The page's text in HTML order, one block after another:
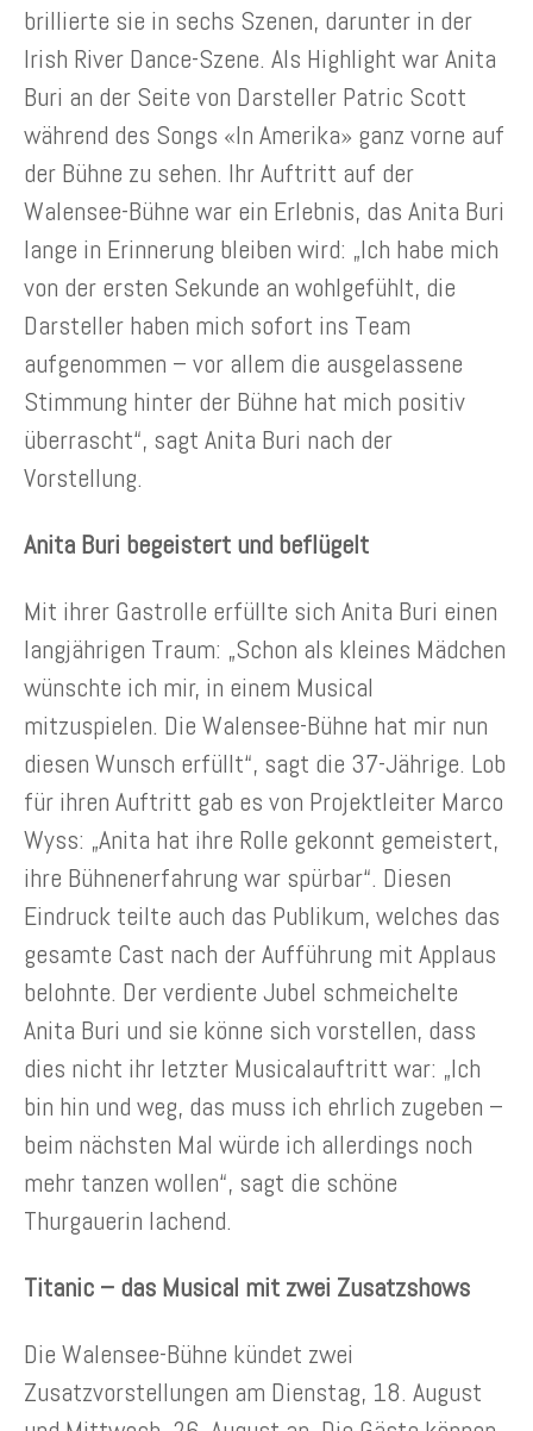
brillierte sie in sechs Szenen, darunter in der
Irish River Dance-Szene. Als Highlight war Anita
Buri an der Seite von Darsteller Patric Scott
während des Songs «In Amerika» ganz vorne auf
der Bühne zu sehen. Ihr Auftritt auf der
Walensee-Bühne war ein Erlebnis, das Anita Buri
lange in Erinnerung bleiben wird: „Ich habe mich
von der ersten Sekunde an wohlgefühlt, die
Darsteller haben mich sofort ins Team
aufgenommen – vor allem die ausgelassene
Stimmung hinter der Bühne hat mich positiv
überrascht“, sagt Anita Buri nach der
Vorstellung.
Anita Buri begeistert und beflügelt
Mit ihrer Gastrolle erfüllte sich Anita Buri einen
langjährigen Traum: „Schon als kleines Mädchen
wünschte ich mir, in einem Musical
mitzuspielen. Die Walensee-Bühne hat mir nun
diesen Wunsch erfüllt“, sagt die 37-Jährige. Lob
für ihren Auftritt gab es von Projektleiter Marco
Wyss: „Anita hat ihre Rolle gekonnt gemeistert,
ihre Bühnenerfahrung war spürbar“. Diesen
Eindruck teilte auch das Publikum, welches das
gesamte Cast nach der Aufführung mit Applaus
belohnte. Der verdiente Jubel schmeichelte
Anita Buri und sie könne sich vorstellen, dass
dies nicht ihr letzter Musicalauftritt war: „Ich
bin hin und weg, das muss ich ehrlich zugeben –
beim nächsten Mal würde ich allerdings noch
mehr tanzen wollen“, sagt die schöne
Thurgauerin lachend.
Titanic – das Musical mit zwei Zusatzshows
Die Walensee-Bühne kündet zwei
Zusatzvorstellungen am Dienstag, 18. August